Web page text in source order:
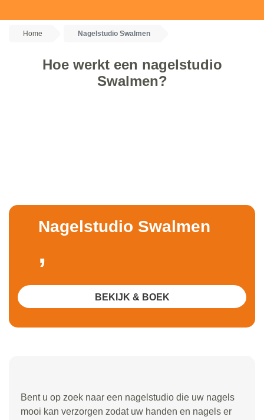
Home Nagelstudio Swalmen
Hoe werkt een nagelstudio
Swalmen?
Bent u op zoek naar een nagelstudio die uw nagels
mooi kan verzorgen zodat uw handen en nagels er
Nagelstudio Swalmen
,
BEKIJK & BOEK